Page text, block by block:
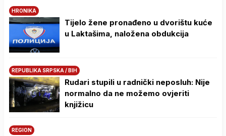
HRONIKA
Tijelo žene pronađeno u dvorištu kuće
u Laktašima, naložena obdukcija
REPUBLIKA SRPSKA / BIH
Rudari stupili u radnički neposluh: Nije
normalno da ne možemo ovjeriti
knjižicu
REGION